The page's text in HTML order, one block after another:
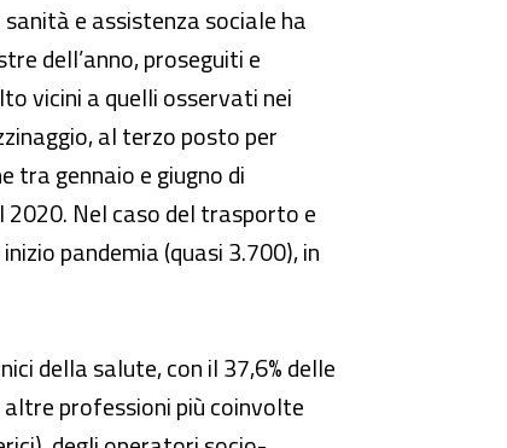
e assistenza sociale ha
dell’anno, proseguiti e
vicini a quelli osservati nei
al terzo posto per
tra gennaio e giugno di
Nel caso del trasporto e
pandemia (quasi 3.700), in
della salute, con il 37,6% delle
altre professioni più coinvolte